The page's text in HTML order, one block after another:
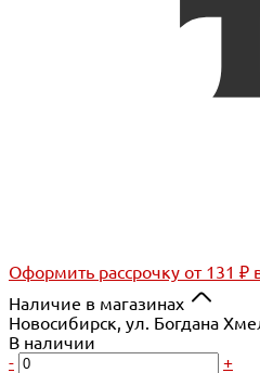
Оформить рассрочку от 131 ₽
Наличие в магазинах
Новосибирск, ул. Богдана
В наличии
-
+